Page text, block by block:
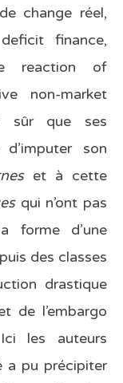
change réel,
finance,
reaction of
non-market
sûr que ses
son
et à cette
qui n’ont pas
forme d’une
des classes
drastique
de l’embargo
les auteurs
a pu précipiter